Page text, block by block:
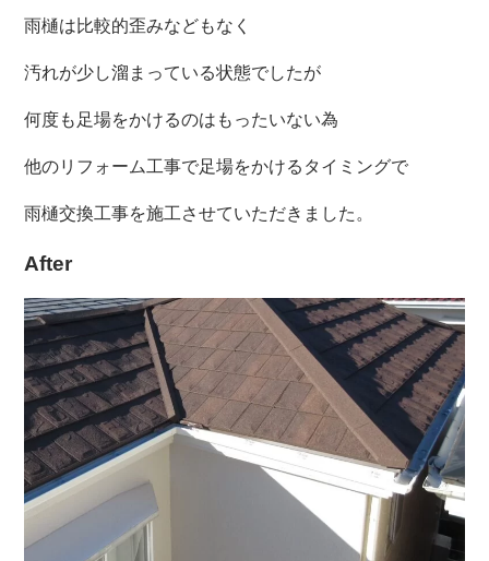
雨樋は比較的歪みなどもなく
汚れが少し溜まっている状態でしたが
何度も足場をかけるのはもったいない為
他のリフォーム工事で足場をかけるタイミングで
雨樋交換工事を施工させていただきました。
After